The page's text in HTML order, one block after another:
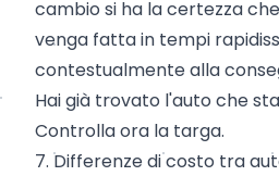
cambio si ha la certezza
venga fatta in tempi
contestualmente alla
Hai già trovato l'auto che
Controlla ora la targa.
7. Differenze di costo tra